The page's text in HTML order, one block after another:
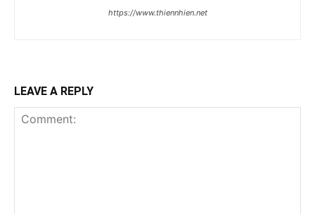
https://www.thiennhien.net
LEAVE A REPLY